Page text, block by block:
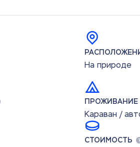
На природе
ПРОЖИВАНИЕ
Караван /
СТОИМОСТЬ